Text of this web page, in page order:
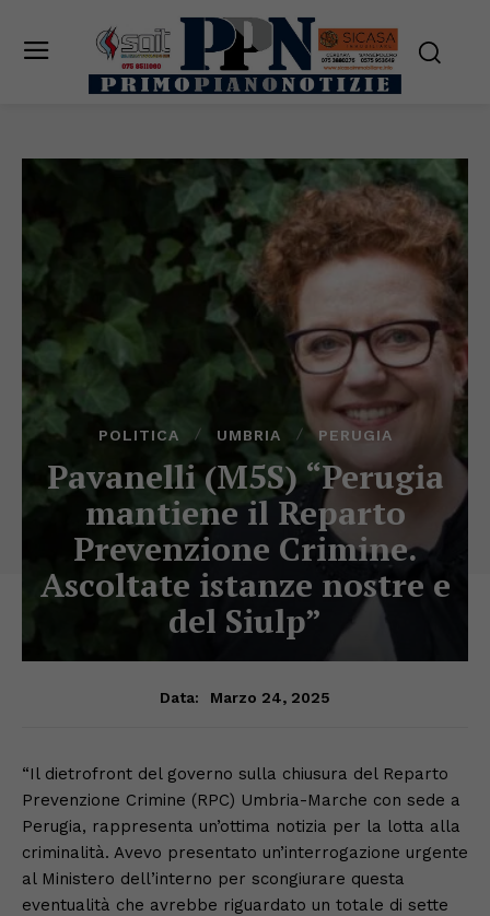
POLITICA UMBRIA PERUGIA
Pavanelli (M5S) “Perugia
mantiene il Reparto
Prevenzione Crimine.
Ascoltate istanze nostre e
del Siulp”
Data: Marzo 24, 2025
“Il dietrofront del governo sulla chiusura del Reparto
Prevenzione Crimine (RPC) Umbria-Marche con sede a
Perugia, rappresenta un’ottima notizia per la lotta alla
criminalità. Avevo presentato un’interrogazione urgente
al Ministero dell’interno per scongiurare questa
eventualità che avrebbe riguardato un totale di sette